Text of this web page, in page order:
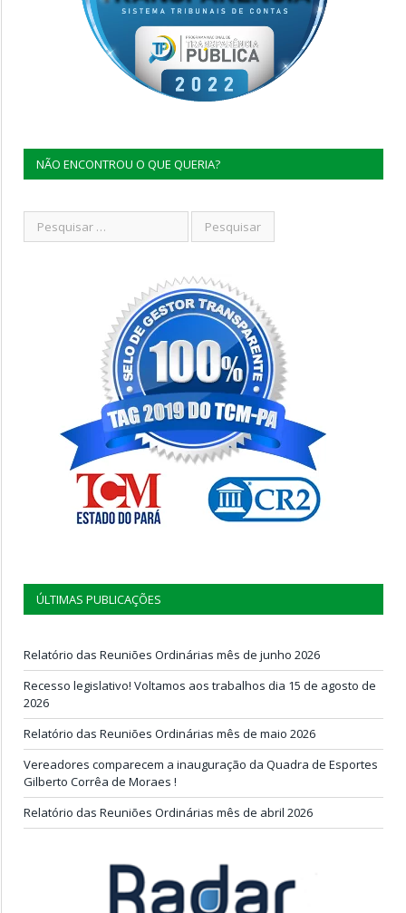
NÃO ENCONTROU O QUE QUERIA?
ÚLTIMAS PUBLICAÇÕES
Relatório das Reuniões Ordinárias mês de junho 2026
Recesso legislativo! Voltamos aos trabalhos dia 15 de agosto de
2026
Relatório das Reuniões Ordinárias mês de maio 2026
Vereadores comparecem a inauguração da Quadra de Esportes
Gilberto Corrêa de Moraes !
Relatório das Reuniões Ordinárias mês de abril 2026